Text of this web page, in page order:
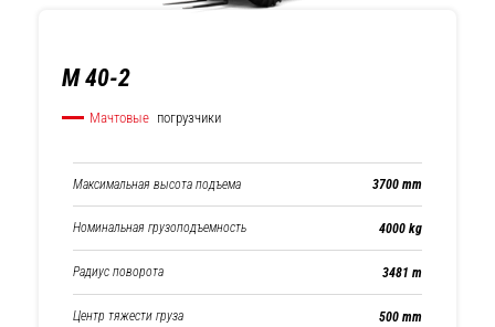
M 40-2
Мачтовые погрузчики
Максимальная высота подъема 3700 mm
Номинальная грузоподъемность 4000 kg
Радиус поворота 3481 m
Центр тяжести груза 500 mm